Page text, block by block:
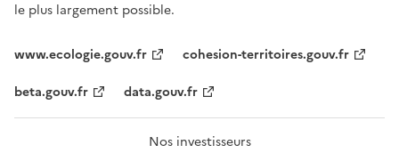
le plus largement possible.
www.ecologie.gouv.fr
cohesion-territoires.gouv.fr
beta.gouv.fr
data.gouv.fr
Nos investisseurs